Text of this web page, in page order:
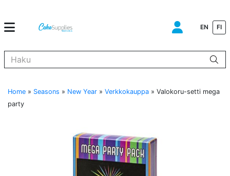
EN FI
Home » Seasons » New Year » Verkkokauppa » Valokoru-setti mega
party